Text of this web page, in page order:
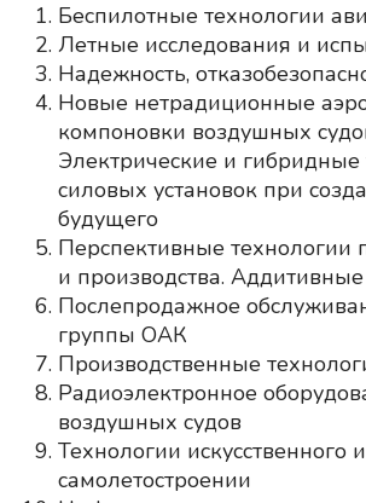
Беспилотные технологии
Летные исследования и
Надежность,
Новые нетрадиционные
компоновки воздушных
Электрические и гибридные
силовых установок при
будущего
Перспективные технологии
и производства.
Послепродажное
группы ОАК
Производственные
Радиоэлектронное
воздушных судов
Технологии искусственного
самолетостроении